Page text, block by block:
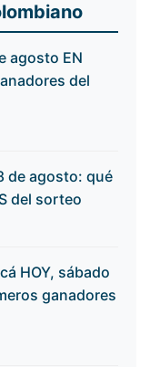
agosto EN
del
de agosto: qué
del sorteo
HOY, sábado
ganadores